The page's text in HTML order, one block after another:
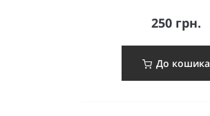
250 грн.
До кошика